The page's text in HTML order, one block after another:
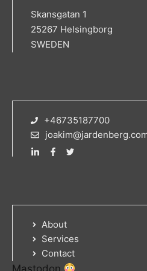
Skansgatan 1
25267 Helsingborg
SWEDEN
+46735187700
About
Services
Contact